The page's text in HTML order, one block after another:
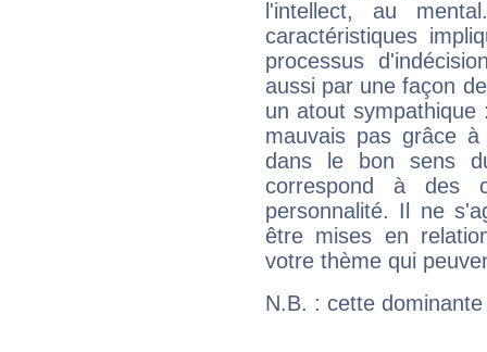
l'intellect, au
caractéristiques
processus
aussi par une façon
un atout
mauvais pas grâce
dans le bon sens
correspond à des
personnalité. Il ne
être mises en
votre thème qui
N.B. : cette